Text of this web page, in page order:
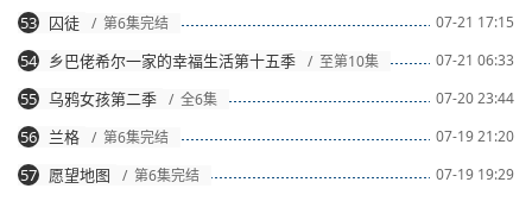
07-21 17:15
53 囚徒 / 第6集完结
07-21 06:33
54 乡巴佬希尔一家的幸福生活第十五季 / 至第10集
07-20 23:44
55 乌鸦女孩第二季 / 全6集
07-19 21:20
56 兰格 / 第6集完结
07-19 19:29
57 愿望地图
/ 第6集完结